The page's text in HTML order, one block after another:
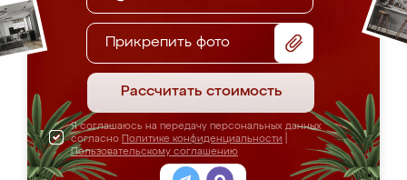
Прикрепить фото
Рассчитать стоимость
Я соглашаюсь на передачу персональных данных
согласно Политике конфиденциальности
Пользовательскому соглашению